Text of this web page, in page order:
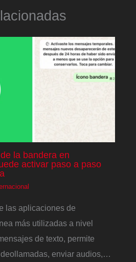
la bandera en
activar paso a paso
las aplicaciones de
más utilizadas a nivel
de texto, permite
enviar audios,…